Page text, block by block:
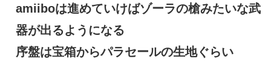
amiiboは進めていけばゾーラの槍みたいな武
器が出るようになる
序盤は宝箱からパラセールの生地ぐらい